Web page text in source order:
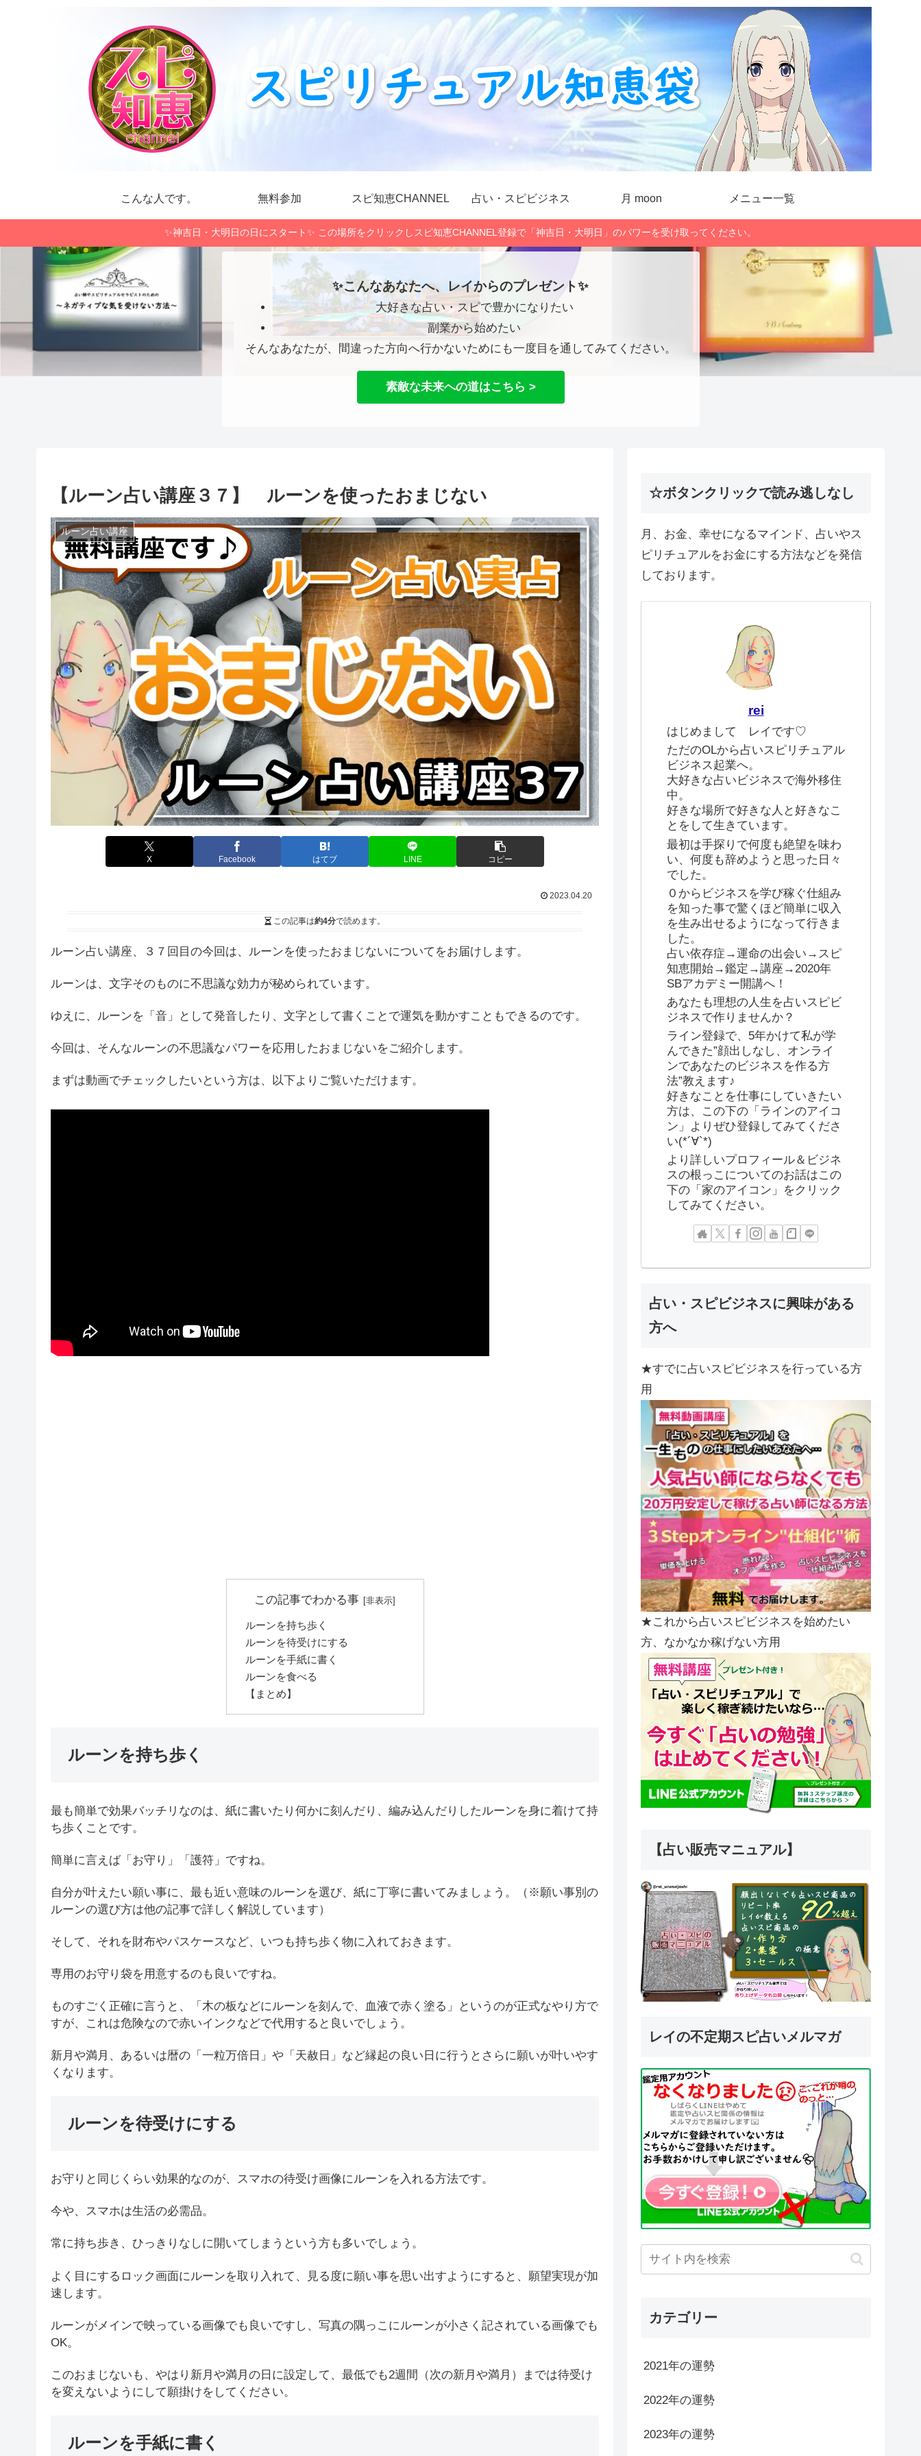
こんな人です。 無料参加 スピ知恵CHANNEL 占い・スピビジネス 月 moon メニュー一覧
✨神吉日・大明日の日にスタート✨ この場所をクリックしスピ知恵CHANNEL登録で「神吉日・大明日」のパワーを受け取ってください。
✨こんなあなたへ、レイからのプレゼント✨
大好きな占い・スピで豊かになりたい
副業から始めたい
そんなあなたが、間違った方向へ行かないためにも一度目を通してみてください。
素敵な未来への道はこちら >
【ルーン占い講座３７】 ルーンを使ったおまじない
ルーン占い講座
X Facebook はてブ LINE コピー
2023.04.20
この記事は約4分で読めます。
ルーン占い講座、３７回目の今回は、ルーンを使ったおまじないについてをお届けします。
ルーンは、文字そのものに不思議な効力が秘められています。
ゆえに、ルーンを「音」として発音したり、文字として書くことで運気を動かすこともできるのです。
今回は、そんなルーンの不思議なパワーを応用したおまじないをご紹介します。
まずは動画でチェックしたいという方は、以下よりご覧いただけます。
この記事でわかる事
ルーンを持ち歩く
ルーンを待受けにする
ルーンを手紙に書く
ルーンを食べる
【まとめ】
ルーンを持ち歩く
最も簡単で効果バッチリなのは、紙に書いたり何かに刻んだり、編み込んだりしたルーンを身に着けて持
ち歩くことです。
簡単に言えば「お守り」「護符」ですね。
自分が叶えたい願い事に、最も近い意味のルーンを選び、紙に丁寧に書いてみましょう。（※願い事別の
ルーンの選び方は他の記事で詳しく解説しています）
そして、それを財布やパスケースなど、いつも持ち歩く物に入れておきます。
専用のお守り袋を用意するのも良いですね。
ものすごく正確に言うと、「木の板などにルーンを刻んで、血液で赤く塗る」というのが正式なやり方で
すが、これは危険なので赤いインクなどで代用すると良いでしょう。
新月や満月、あるいは暦の「一粒万倍日」や「天赦日」など縁起の良い日に行うとさらに願いが叶いやす
くなります。
ルーンを待受けにする
お守りと同じくらい効果的なのが、スマホの待受け画像にルーンを入れる方法です。
今や、スマホは生活の必需品。
常に持ち歩き、ひっきりなしに開いてしまうという方も多いでしょう。
よく目にするロック画面にルーンを取り入れて、見る度に願い事を思い出すようにすると、願望実現が加
速します。
ルーンがメインで映っている画像でも良いですし、写真の隅っこにルーンが小さく記されている画像でも
OK。
このおまじないも、やはり新月や満月の日に設定して、最低でも2週間（次の新月や満月）までは待受け
を変えないようにして願掛けをしてください。
ルーンを手紙に書く
☆ボタンクリックで読み逃しなし
月、お金、幸せになるマインド、占いやス
ピリチュアルをお金にする方法などを発信
しております。
rei
はじめまして レイです♡
ただのOLから占いスピリチュアル
ビジネス起業へ。
大好きな占いビジネスで海外移住
中。
好きな場所で好きな人と好きなこ
とをして生きています。
最初は手探りで何度も絶望を味わ
い、何度も辞めようと思った日々
でした。
０からビジネスを学び稼ぐ仕組み
を知った事で驚くほど簡単に収入
を生み出せるようになって行きま
した。
占い依存症→運命の出会い→スピ
知恵開始→鑑定→講座→2020年
SBアカデミー開講へ！
あなたも理想の人生を占いスピビ
ジネスで作りませんか？
ライン登録で、5年かけて私が学
んできた”顔出しなし、オンライ
ンであなたのビジネスを作る方
法”教えます♪
好きなことを仕事にしていきたい
方は、この下の「ラインのアイコ
ン」よりぜひ登録してみてくださ
い(*´∀`*)
より詳しいプロフィール＆ビジネ
スの根っこについてのお話はこの
下の「家のアイコン」をクリック
してみてください。
占い・スピビジネスに興味がある
方へ
★すでに占いスピビジネスを行っている方
用
★これから占いスピビジネスを始めたい
方、なかなか稼げない方用
【占い販売マニュアル】
レイの不定期スピ占いメルマガ
カテゴリー
2021年の運勢
2022年の運勢
2023年の運勢